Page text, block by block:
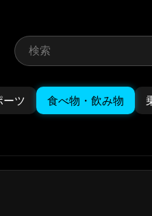
ーツ 食べ物・飲み物